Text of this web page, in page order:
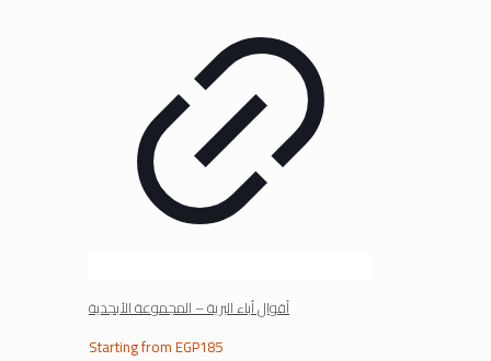
أقوال أباء البرية – المجموعة الأبجدية
Starting fromEGP185